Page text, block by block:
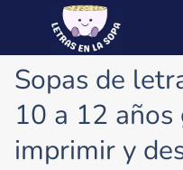
Sopas de
10 a 12
imprimir y